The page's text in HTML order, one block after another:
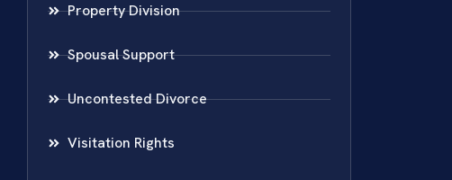
Property Division
Spousal Support
Uncontested Divorce
Visitation Rights